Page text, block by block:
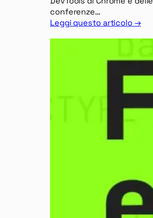
conferenze…
Leggi questo articolo →